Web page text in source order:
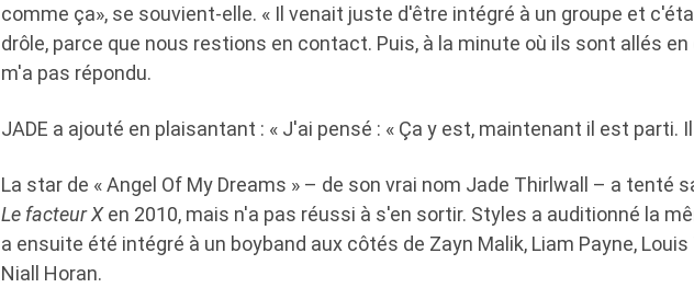
comme ça», se souvient-elle. « Il venait juste d'être intégré à un groupe et
drôle, parce que nous restions en contact. Puis, à la minute où ils sont allés en
m'a pas répondu.
JADE a ajouté en plaisantant : « J'ai pensé : « Ça y est, maintenant il est parti.
La star de « Angel Of My Dreams » – de son vrai nom Jade Thirlwall – a tenté
Le facteur Xen 2010, mais n'a pas réussi à s'en sortir. Styles a auditionné la
a ensuite été intégré à un boyband aux côtés de Zayn Malik, Liam Payne,
Niall Horan.